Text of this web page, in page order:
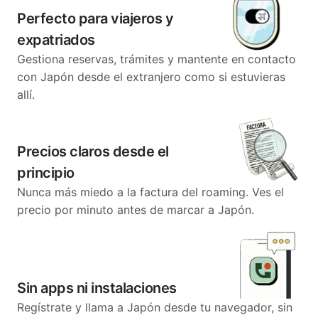
Perfecto para viajeros y
expatriados
Gestiona reservas, trámites y mantente en contacto
con Japón desde el extranjero como si estuvieras
allí.
Precios claros desde el
principio
Nunca más miedo a la factura del roaming. Ves el
precio por minuto antes de marcar a Japón.
Sin apps ni instalaciones
Regístrate y llama a Japón desde tu navegador, sin